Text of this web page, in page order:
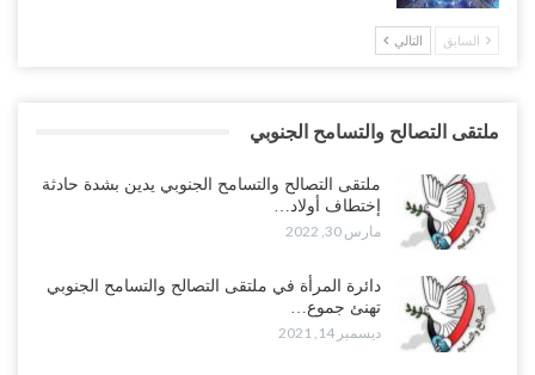
السابق التالي
ملتقى التصالح والتسامح الجنوبي
ملتقى التصالح والتسامح الجنوبي يدين بشدة حادثة
إختطاف أولاد…
مارس 30, 2022
دائرة المرأة في ملتقى التصالح والتسامح الجنوبي
تهنئ جموع…
ديسمبر 14, 2021